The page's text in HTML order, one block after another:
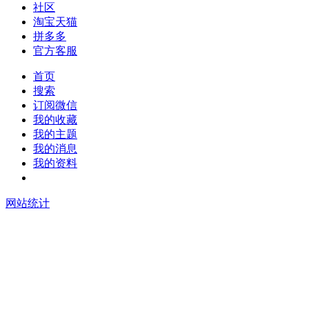
社区
淘宝天猫
拼多多
官方客服
首页
搜索
订阅微信
我的收藏
我的主题
我的消息
我的资料
网站统计